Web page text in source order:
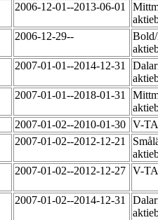
2006-12-01--2013-06-01
2006-12-29--
2007-01-01--2014-12-31
2007-01-01--2018-01-31
2007-01-02--2010-01-30 V-
2007-01-02--2012-12-21
2007-01-02--2012-12-27 V-
2007-01-02--2014-12-31